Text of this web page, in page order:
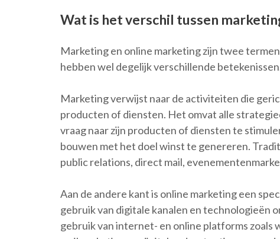
Wat is het verschil tussen
Marketing en online marketing zijn twee
hebben wel degelijk verschillende
Marketing verwijst naar de activiteiten die
producten of diensten. Het omvat alle
vraag naar zijn producten of diensten te
bouwen met het doel winst te genereren.
public relations, direct mail,
Aan de andere kant is online marketing een
gebruik van digitale kanalen en technologieën
gebruik van internet- en online platforms zoals